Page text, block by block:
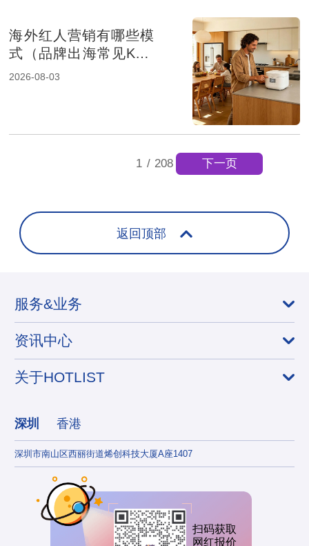
海外红人营销有哪些模
式（品牌出海常见KOL
合作方式解析）
2026-08-03
1 / 208 下一页
返回顶部
服务&业务
资讯中心
关于HOTLIST
深圳 香港
深圳市南山区西丽街道烯创科技大厦A座1407
扫码获取
网红报价